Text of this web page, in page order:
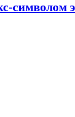
символом